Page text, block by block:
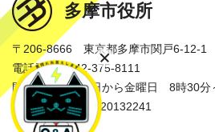
多摩市役所
〒206-8666 東京都多摩市関戸6-12-1
電話番号：042-375-8111
開庁時間：月曜日から金曜日 8時30分
法人番号：3000020132241